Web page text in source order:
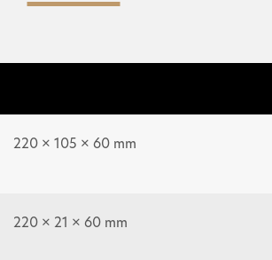
220 × 105 × 60 mm
220 × 21 × 60 mm